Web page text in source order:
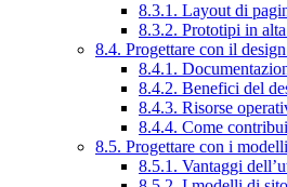
8.3.1. Layout di
8.3.2. Prototipi in
8.4. Progettare con il
8.4.1.
8.4.2. Benefici del
8.4.3. Risorse
8.4.4. Come
8.5. Progettare con i
8.5.1. Vantaggi